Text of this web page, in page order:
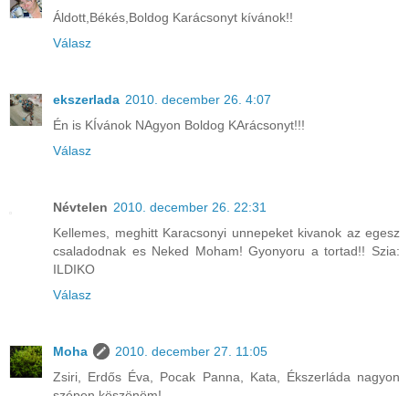
Áldott,Békés,Boldog Karácsonyt kívánok!!
Válasz
ekszerlada 2010. december 26. 4:07
Én is KÍvánok NAgyon Boldog KArácsonyt!!!
Válasz
Névtelen 2010. december 26. 22:31
Kellemes, meghitt Karacsonyi unnepeket kivanok az egesz
csaladodnak es Neked Moham! Gyonyoru a tortad!! Szia:
ILDIKO
Válasz
Moha
2010. december 27. 11:05
Zsiri, Erdős Éva, Pocak Panna, Kata, Ékszerláda nagyon